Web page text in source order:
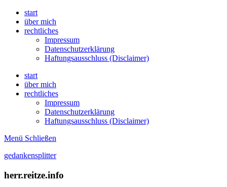
start
über mich
rechtliches
Impressum
Datenschutzerklärung
Haftungsausschluss (Disclaimer)
start
über mich
rechtliches
Impressum
Datenschutzerklärung
Haftungsausschluss (Disclaimer)
Menü Schließen
gedankensplitter
herr.reitze.info